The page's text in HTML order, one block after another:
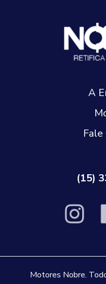
A
Fale
(15)
Motores Nobre.